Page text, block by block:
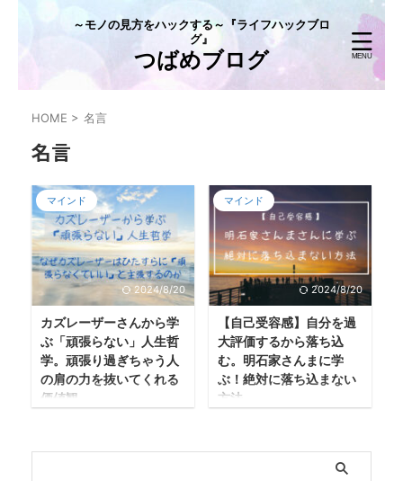
～モノの見方をハックする～『ライフハックブロ
グ』
つばめブログ
HOME > 名言
名言
マインド
2024/8/20
カズレーザーさんから学
ぶ「頑張らない」人生哲
学。頑張り過ぎちゃう人
の肩の力を抜いてくれる
価値観
金」のカズレーザーさんがイ
マインド
2024/8/20
【自己受容感】自分を過
大評価するから落ち込
む。明石家さんまに学
ぶ！絶対に落ち込まない
方法
ん。 「好きな芸人ランキン
グ」や「芸能人好感度ランキ